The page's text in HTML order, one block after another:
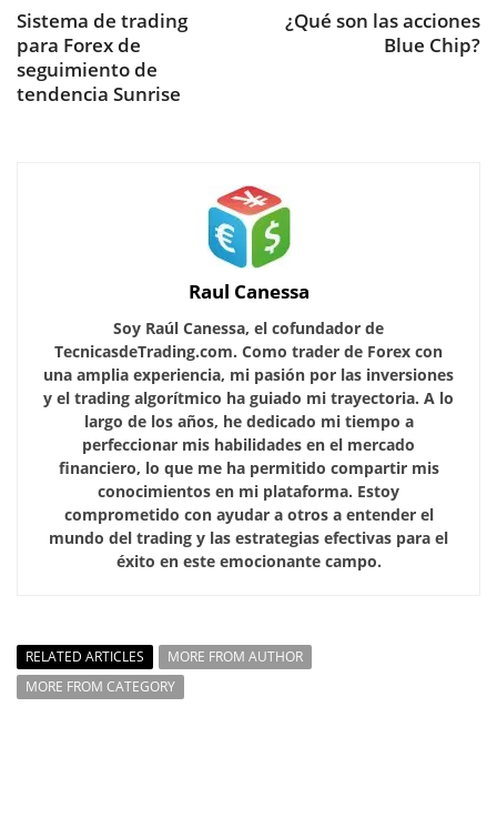
Sistema de trading
para Forex de
seguimiento de
tendencia Sunrise
¿Qué son las acciones
Blue Chip?
Raul Canessa
Soy Raúl Canessa, el cofundador de
TecnicasdeTrading.com. Como trader de Forex con
una amplia experiencia, mi pasión por las inversiones
y el trading algorítmico ha guiado mi trayectoria. A lo
largo de los años, he dedicado mi tiempo a
perfeccionar mis habilidades en el mercado
financiero, lo que me ha permitido compartir mis
conocimientos en mi plataforma. Estoy
comprometido con ayudar a otros a entender el
mundo del trading y las estrategias efectivas para el
éxito en este emocionante campo.
RELATED ARTICLES
MORE FROM AUTHOR
MORE FROM CATEGORY